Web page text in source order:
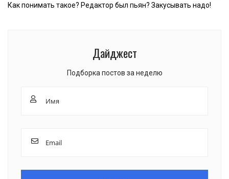
Как понимать такое? Редактор был пьян? Закусывать надо!
Дайджест
Подборка постов за неделю